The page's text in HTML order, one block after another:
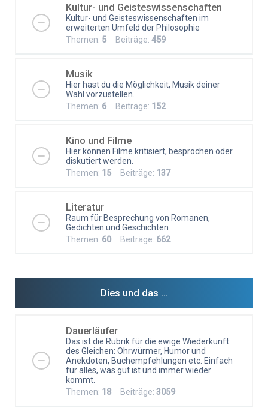
Kultur- und Geisteswissenschaften
Kultur- und Geisteswissenschaften im
erweiterten Umfeld der Philosophie
Themen: 5 Beiträge: 459
Musik
Hier hast du die Möglichkeit, Musik deiner
Wahl vorzustellen.
Themen: 6 Beiträge: 152
Kino und Filme
Hier können Filme kritisiert, besprochen oder
diskutiert werden.
Themen: 15 Beiträge: 137
Literatur
Raum für Besprechung von Romanen,
Gedichten und Geschichten
Themen: 60 Beiträge: 662
Dies und das ...
Dauerläufer
Das ist die Rubrik für die ewige Wiederkunft
des Gleichen: Ohrwürmer, Humor und
Anekdoten, Buchempfehlungen etc. Einfach
für alles, was gut ist und immer wieder
kommt.
Themen: 18 Beiträge: 3059